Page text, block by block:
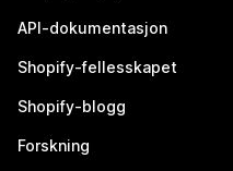
API-dokumentasjon
Shopify-fellesskapet
Shopify-blogg
Forskning